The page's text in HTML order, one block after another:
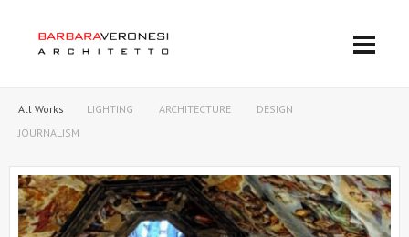
All Works LIGHTING ARCHITECTURE
DESIGN
JOURNALISM